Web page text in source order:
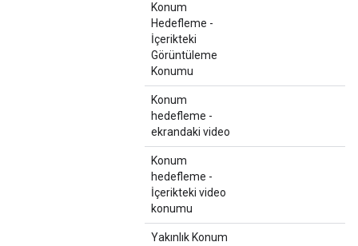
Konum
Hedefleme -
İçerikteki
Görüntüleme
Konumu
Konum
hedefleme -
ekrandaki video
Konum
hedefleme -
İçerikteki video
konumu
Yakınlık Konum